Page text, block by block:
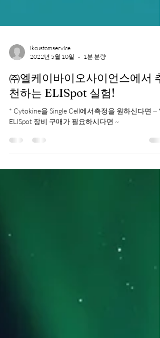
2022년 5월 10일
1분 분량
㈜엘케이바이오사이언스에서 추
천하는 ELISpot 실험!
ELISpot 장비 구매가 필요하시다면 ~